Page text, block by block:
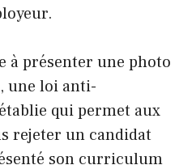
à présenter une photo
une loi anti-
qui permet aux
rejeter un candidat
son curriculum